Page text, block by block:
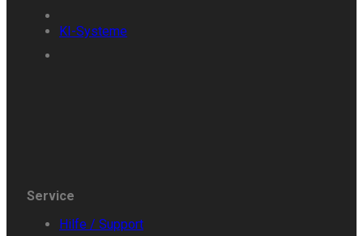
KI-Systeme
Service
Hilfe / Support